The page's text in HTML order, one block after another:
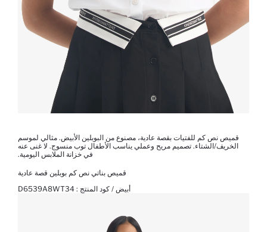
قميص نص كم للفتيات بقصة عادية، مصنوع من البوبلين الأبيض. مثالي لموسم
الخريف/الشتاء. تصميم مريح وعملي يناسب الأطفال توب منسوج. لا غنى عنه
في خزانة الملابس اليومية.
قميص بناتي نص كم بوبلين قصة عادية
أبيض / كود المنتج : D6539A8WT34